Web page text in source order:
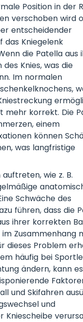
Position in der
verschoben wird
entscheidender
das Kniegelenk
die Patella aus
Knies, was die
Im normalen
mehr korrekt. Die
einem
können
was langfristige
wie z. B.
Schwäche des
führen, dass die
ihrer korrekten
Zusammenhang
dieses Problem
häufig bei
ändern, kann es
und Skifahren
und
Kniescheibe